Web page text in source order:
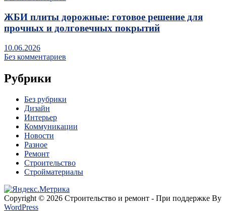
ЖБИ плиты дорожные: готовое решение для
прочных и долговечных покрытий
10.06.2026
Без комментариев
Рубрики
Без рубрики
Дизайн
Интерьер
Коммуникации
Новости
Разное
Ремонт
Строительство
Стройматериалы
Copyright © 2026 Строительство и ремонт - При поддержке By
WordPress